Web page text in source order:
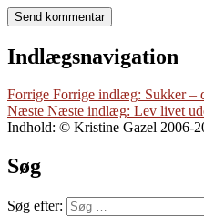
Indlægsnavigation
Forrige Forrige indlæg: Sukker –
Næste Næste indlæg: Lev livet
Indhold: © Kristine Gazel 2006-
Søg
Søg efter: